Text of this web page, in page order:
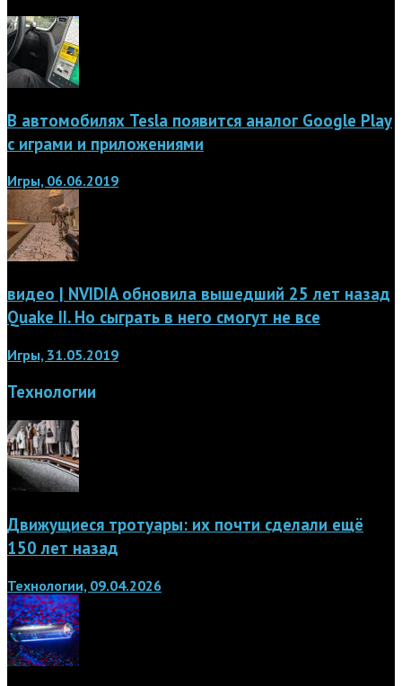
В автомобилях Tesla появится аналог Google Play
с играми и приложениями
Игры, 06.06.2019
видео | NVIDIA обновила вышедший 25 лет назад
Quake II. Но сыграть в него смогут не все
Игры, 31.05.2019
Технологии
Движущиеся тротуары: их почти сделали ещё
150 лет назад
Технологии, 09.04.2026